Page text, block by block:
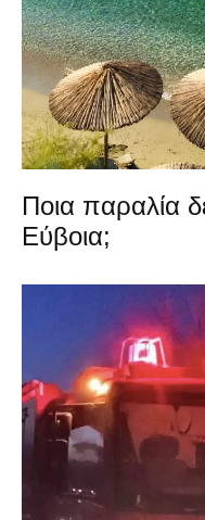
Ποια παραλία
Εύβοια;